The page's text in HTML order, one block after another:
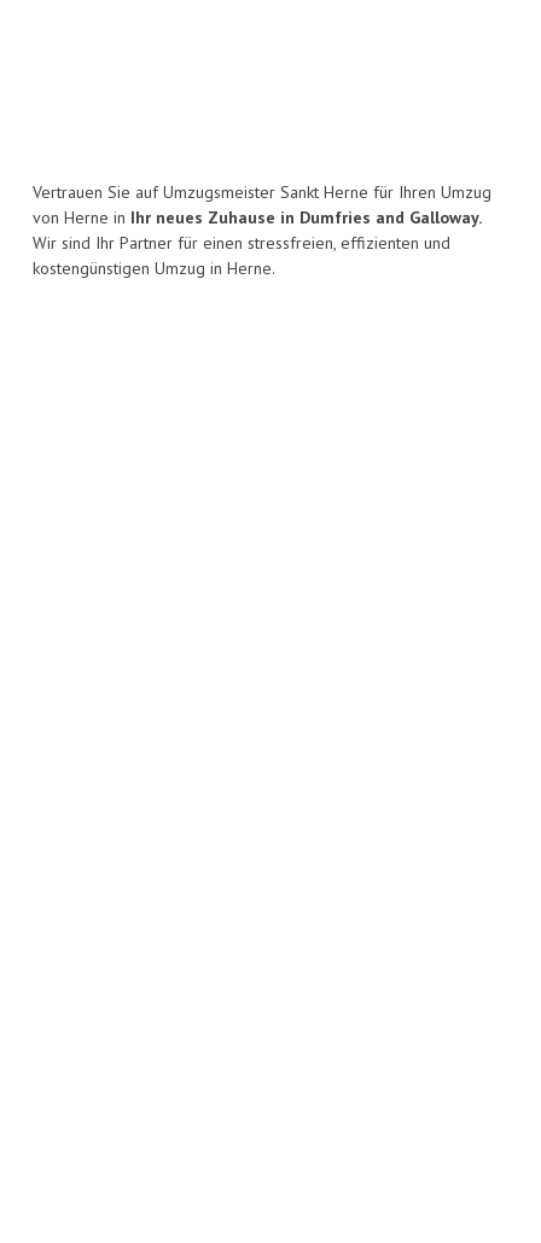
Vertrauen Sie auf Umzugsmeister Sankt Herne für Ihren Umzug
von Herne in Ihr neues Zuhause in Dumfries and Galloway.
Wir sind Ihr Partner für einen stressfreien, effizienten und
kostengünstigen Umzug in Herne.